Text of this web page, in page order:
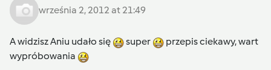
września 2, 2012 at 21:49
A widzisz Aniu udało się super
przepis ciekawy, wart
wypróbowania